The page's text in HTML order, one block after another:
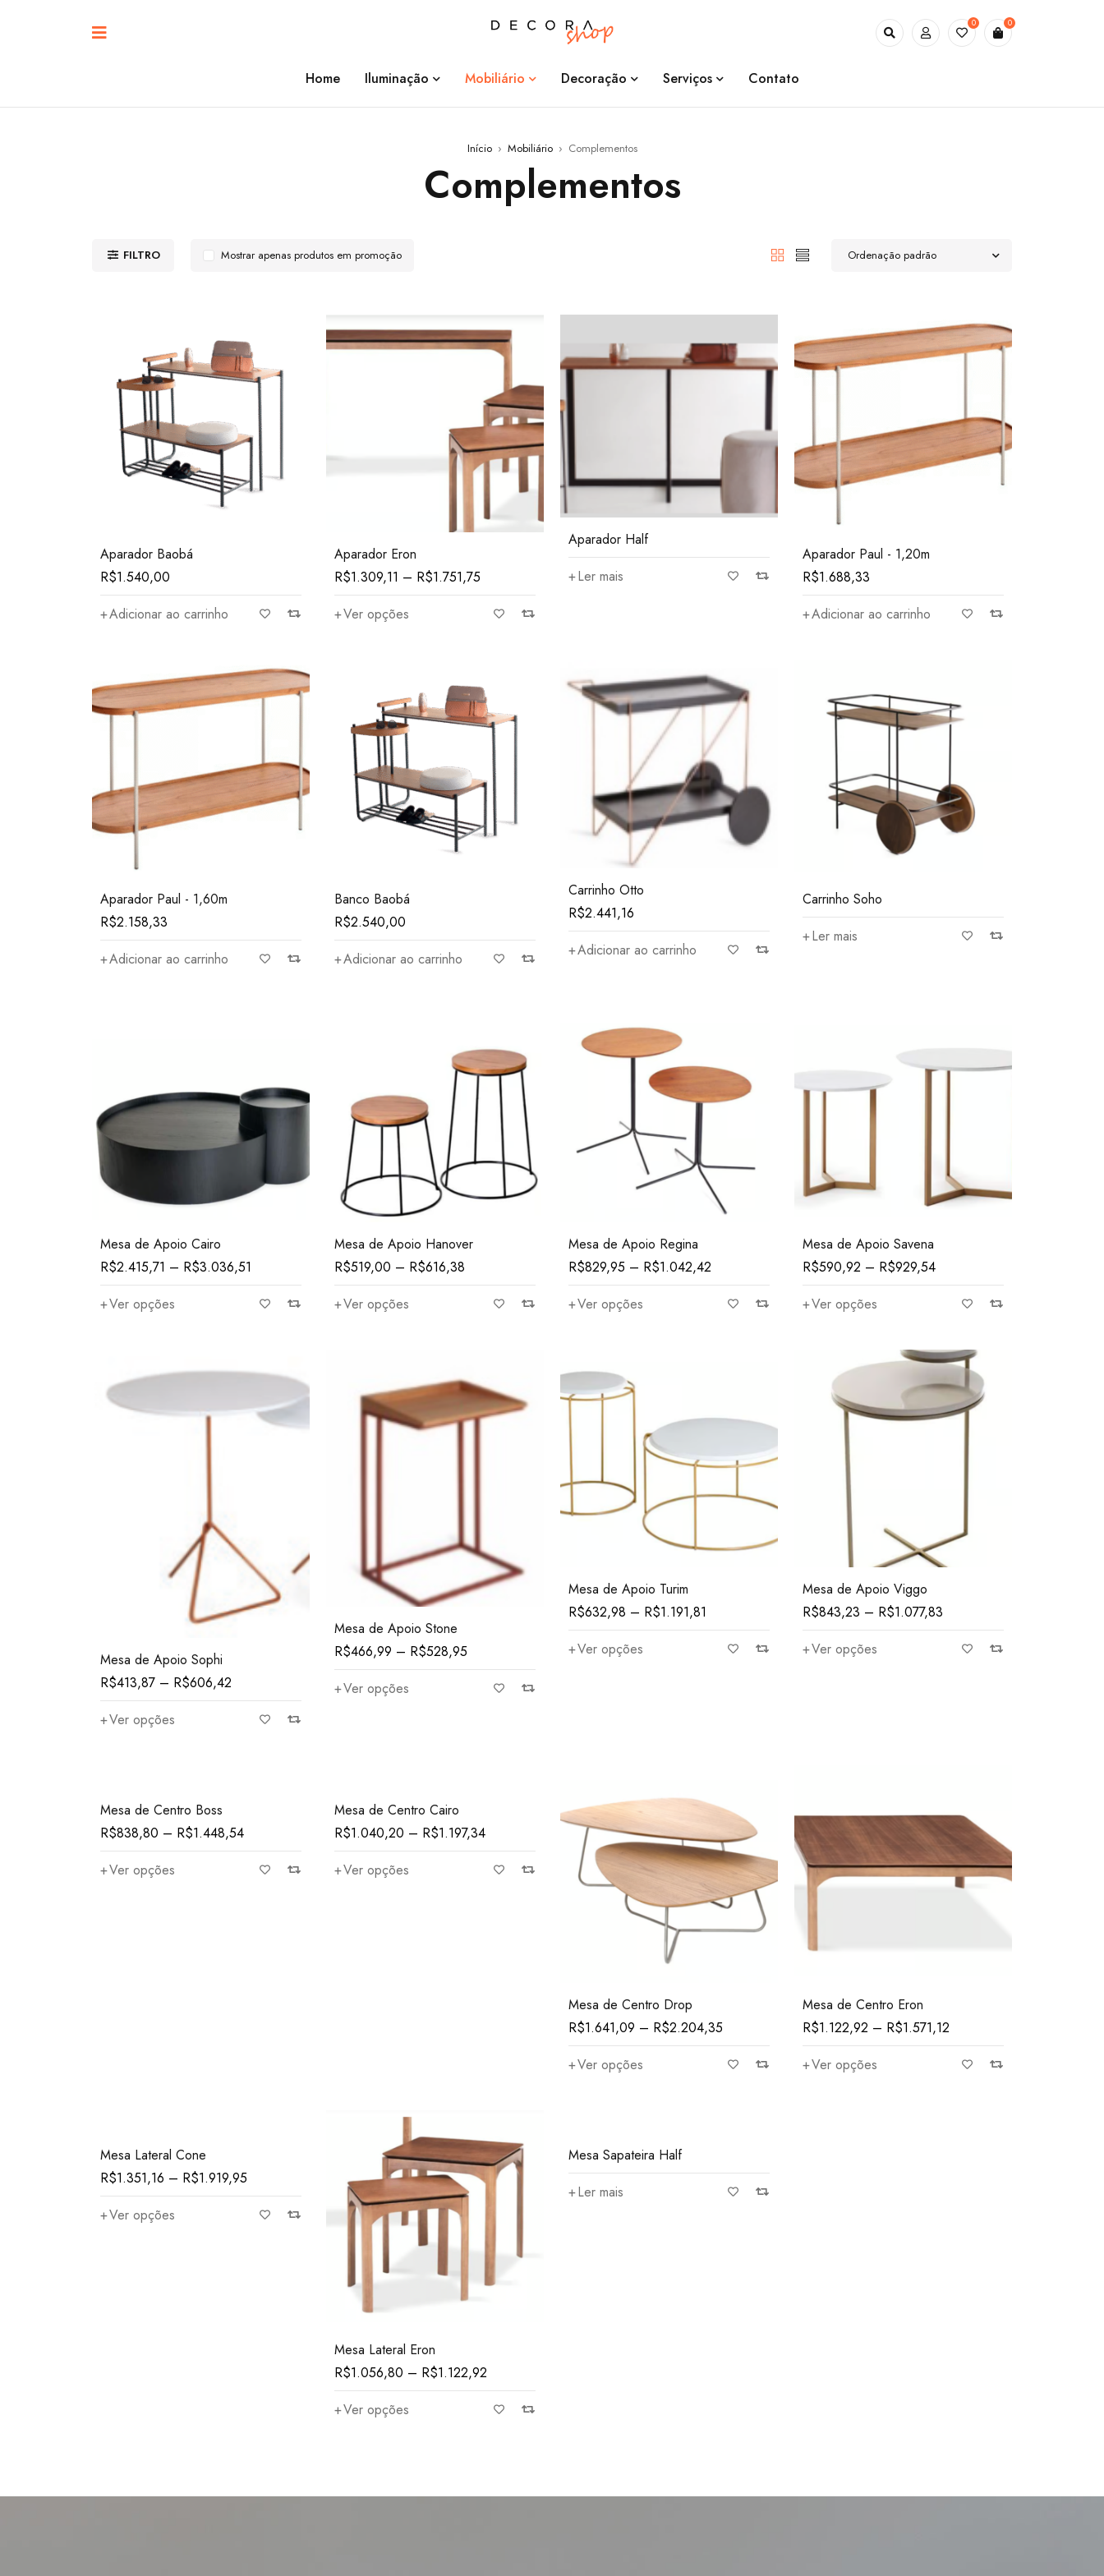
0 0
Home Iluminação Mobiliário Decoração Serviços Contato
Início › Mobiliário › Complementos
Complementos
FILTRO Ordenação padrão
Mostrar apenas produtos em promoção
Aparador Baobá
R$1.540,00
Adicionar ao carrinho
Aparador Eron
R$1.309,11 – R$1.751,75
Ver opções
Aparador Half
Ler mais
Aparador Paul - 1,20m
R$1.688,33
Adicionar ao carrinho
Aparador Paul - 1,60m
R$2.158,33
Adicionar ao carrinho
Banco Baobá
R$2.540,00
Adicionar ao carrinho
Carrinho Otto
R$2.441,16
Adicionar ao carrinho
Carrinho Soho
Ler mais
Mesa de Apoio Cairo
R$2.415,71 – R$3.036,51
Ver opções
Mesa de Apoio Hanover
R$519,00 – R$616,38
Ver opções
Mesa de Apoio Regina
R$829,95 – R$1.042,42
Ver opções
Mesa de Apoio Savena
R$590,92 – R$929,54
Ver opções
Mesa de Apoio Sophi
R$413,87 – R$606,42
Ver opções
Mesa de Apoio Stone
R$466,99 – R$528,95
Ver opções
Mesa de Apoio Turim
R$632,98 – R$1.191,81
Ver opções
Mesa de Apoio Viggo
R$843,23 – R$1.077,83
Ver opções
Mesa de Centro Boss
R$838,80 – R$1.448,54
Ver opções
Mesa de Centro Cairo
R$1.040,20 – R$1.197,34
Ver opções
Mesa de Centro Drop
R$1.641,09 – R$2.204,35
Ver opções
Mesa de Centro Eron
R$1.122,92 – R$1.571,12
Ver opções
Mesa Lateral Cone
R$1.351,16 – R$1.919,95
Ver opções
Mesa Lateral Eron
R$1.056,80 – R$1.122,92
Ver opções
Mesa Sapateira Half
Ler mais